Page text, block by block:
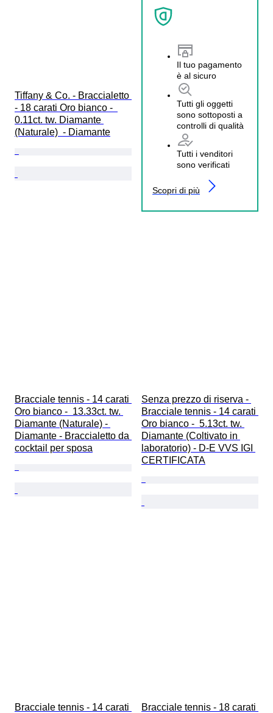
Il tuo pagamento
è al sicuro
Tutti gli oggetti
sono sottoposti a
controlli di qualità
Tutti i venditori
sono verificati
Scopri di più
Tiffany & Co. - Braccialetto
- 18 carati Oro bianco -
0.11ct. tw. Diamante
(Naturale)  - Diamante
Bracciale tennis - 14 carati
Oro bianco -  13.33ct. tw.
Diamante (Naturale) -
Diamante - Braccialetto da
cocktail per sposa
Senza prezzo di riserva -
Bracciale tennis - 14 carati
Oro bianco -  5.13ct. tw.
Diamante (Coltivato in
laboratorio) - D-E VVS IGI
CERTIFICATA
Bracciale tennis - 14 carati
Bracciale tennis - 18 carati